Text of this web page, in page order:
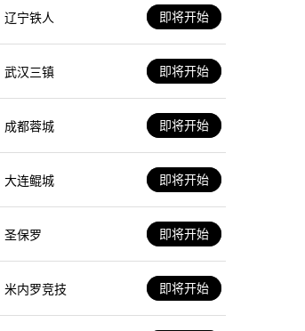
辽宁铁人 即将开始
武汉三镇 即将开始
成都蓉城 即将开始
大连鲲城 即将开始
圣保罗 即将开始
米内罗竞技 即将开始